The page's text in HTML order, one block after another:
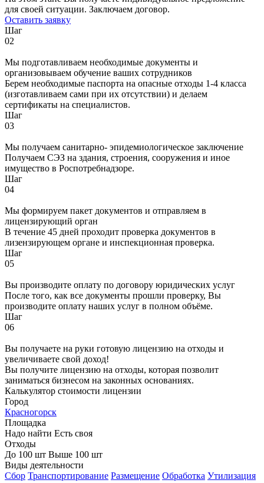
для своей ситуации. Заключаем договор.
Оставить заявку
Шаг
02
Мы подготавливаем необходимые документы и
организовываем обучение ваших сотрудников
Берем необходимые паспорта на опасные отходы 1-4 класса
(изготавливаем сами при их отсутствии) и делаем
сертификаты на специалистов.
Шаг
03
Мы получаем санитарно- эпидемиологическое заключение
Получаем СЭЗ на здания, строения, сооружения и иное
имущество в Роспотребнадзоре.
Шаг
04
Мы формируем пакет документов и отправляем в
лицензирующий орган
В течение 45 дней проходит проверка документов в
лизензирующем органе и инспекционная проверка.
Шаг
05
Вы производите оплату по договору юридических услуг
После того, как все документы прошли проверку, Вы
производите оплату наших услуг в полном объёме.
Шаг
06
Вы получаете на руки готовую лицензию на отходы и
увеличиваете свой доход!
Вы получите лицензию на отходы, которая позволит
заниматься бизнесом на законных основаниях.
Калькулятор стоимости лицензии
Город
Красногорск
Площадка
Надо найти Есть своя
Отходы
До 100 шт Выше 100 шт
Виды деятельности
Сбор Транспортирование Размещение Обработка Утилизация